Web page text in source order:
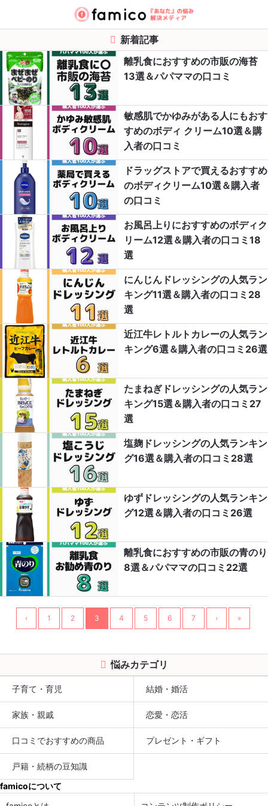
新着記事
離乳食におすすめの市販の海苔
13選＆パパママの口コミ
敏感肌でかゆみがある人にもおす
すめのボディ クリーム10選＆購
入者の口コミ
ドラッグストアで買えるおすすめ
のボディクリーム10選＆購入者
の口コミ
お風呂上りにおすすめのボディク
リーム12選＆購入者の口コミ18
選
にんじんドレッシングの人気ラン
キング11選＆購入者の口コミ28
選
近江牛レトルトカレーの人気ラン
キング6選＆購入者の口コミ26選
たまねぎドレッシングの人気ラン
キング15選＆購入者の口コミ27
選
塩麹ドレッシングの人気ランキン
グ16選＆購入者の口コミ28選
ゆずドレッシングの人気ランキン
グ12選＆購入者の口コミ26選
離乳食におすすめの市販の青のり
8選＆パパママの口コミ22選
‹ 1 2 3 4 5 6 7 › »
悩みカテゴリ
子育て・育児 結婚・婚活
家族・親戚 恋愛・恋活
口コミでおすすめの商品 プレゼント・ギフト
戸籍・続柄の豆知識
famicoについて